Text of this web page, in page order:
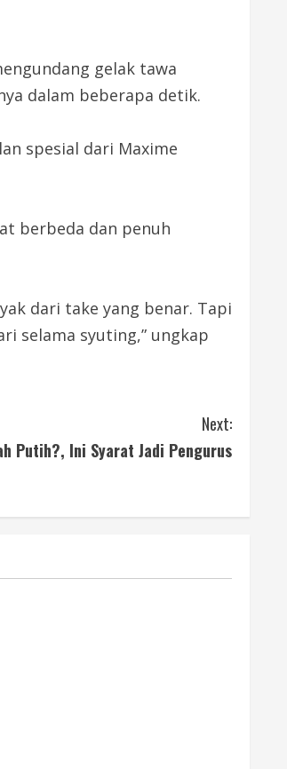
gelak tawa
dalam beberapa detik.
spesial dari Maxime
berbeda dan penuh
dari take yang benar. Tapi
selama syuting,” ungkap
Next:
Putih?, Ini Syarat Jadi Pengurus